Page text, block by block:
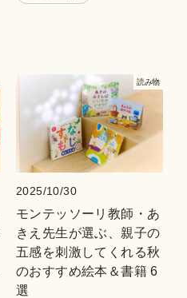
読み物
2025/10/30
モンテッソーリ教師・あ
きえ先生が選ぶ、親子の
五感を刺激してくれる秋
のおすすめ絵本＆書籍 6
選